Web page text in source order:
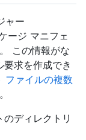
ャー
ージ マニフェ
この情報がな
求を作成でき
ファイルの複数
ディレクトリ